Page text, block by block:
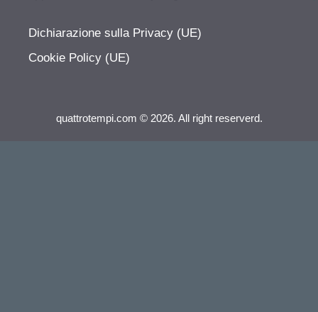
Dichiarazione sulla Privacy (UE)
Cookie Policy (UE)
quattrotempi.com © 2026. All right reserverd.